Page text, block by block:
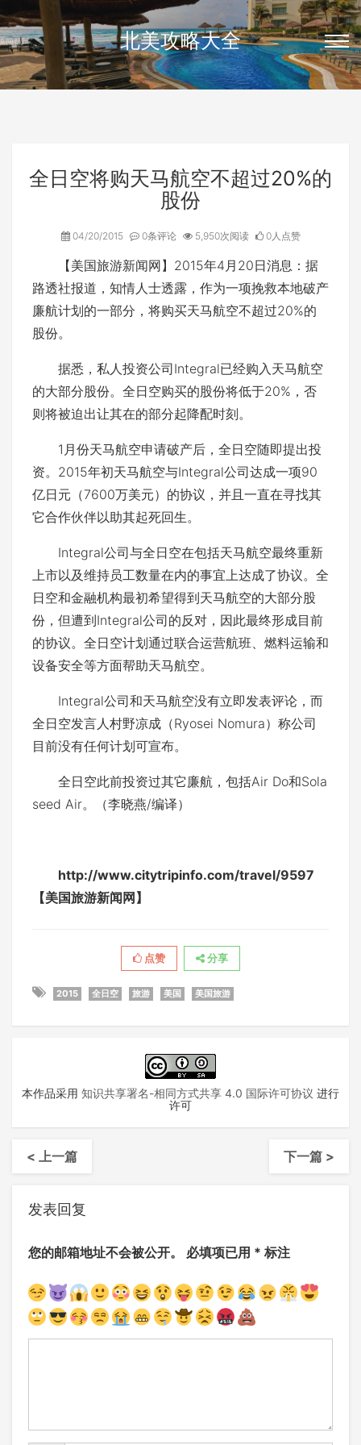
北美攻略大全
全日空将购天马航空不超过20%的
股份
04/20/2015 0条评论 5,950次阅读 0人点赞
【美国旅游新闻网】2015年4月20日消息：据
路透社报道，知情人士透露，作为一项挽救本地破产
廉航计划的一部分，将购买天马航空不超过20%的
股份。
据悉，私人投资公司Integral已经购入天马航空
的大部分股份。全日空购买的股份将低于20%，否
则将被迫出让其在的部分起降配时刻。
1月份天马航空申请破产后，全日空随即提出投
资。2015年初天马航空与Integral公司达成一项90
亿日元（7600万美元）的协议，并且一直在寻找其
它合作伙伴以助其起死回生。
Integral公司与全日空在包括天马航空最终重新
上市以及维持员工数量在内的事宜上达成了协议。全
日空和金融机构最初希望得到天马航空的大部分股
份，但遭到Integral公司的反对，因此最终形成目前
的协议。全日空计划通过联合运营航班、燃料运输和
设备安全等方面帮助天马航空。
Integral公司和天马航空没有立即发表评论，而
全日空发言人村野凉成（Ryosei Nomura）称公司
目前没有任何计划可宣布。
全日空此前投资过其它廉航，包括Air Do和Sola
seed Air。（李晓燕/编译）
http://www.citytripinfo.com/travel/9597
【美国旅游新闻网】
点赞 分享
2015 全日空 旅游 美国 美国旅游
本作品采用 知识共享署名-相同方式共享 4.0 国际许可协议 进行
许可
< 上一篇 下一篇 >
发表回复
您的邮箱地址不会被公开。 必填项已用 * 标注